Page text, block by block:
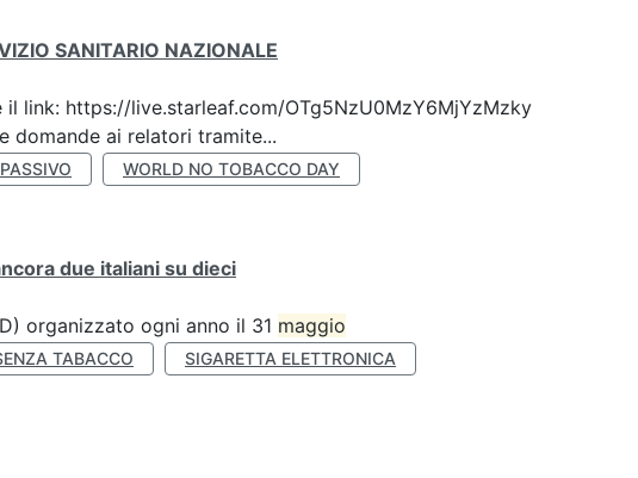
SANITARIO NAZIONALE
link: https://live.starleaf.com/OTg5NzU0MzY6MjYzMzky
domande ai relatori tramite...
WORLD NO TOBACCO DAY
due italiani su dieci
organizzato ogni anno il 31 maggio
TABACCO
SIGARETTA ELETTRONICA